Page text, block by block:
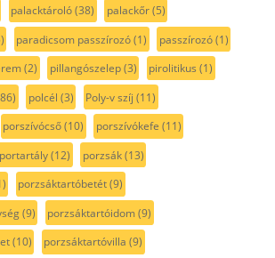
palacktároló(38) palackőr(5)
paradicsom passzírozó(1) passzírozó(1)
(2) pillangószelep(3) pirolitikus (1)
polcél (3) Poly-v szíj (11)
porszívócső(10) porszívókefe (11)
portartály(12) porzsák(13)
porzsáktartóbetét(9)
(9) porzsáktartóidom(9)
(10) porzsáktartóvilla (9)